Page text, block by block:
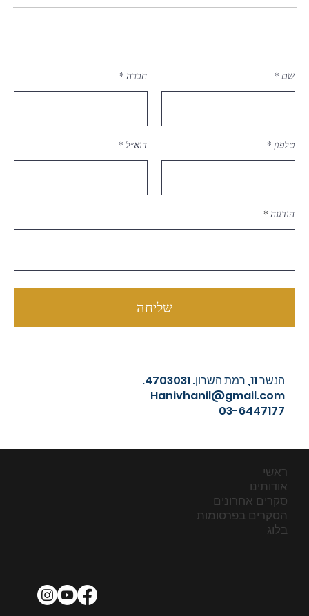
חברה שם
דוא״ל טלפון
הודעה
שליחה
הנשר 11, רמת השרון. 4703031.
Hanivhanil@gmail.com
03-6447177
ראשי
אודותינו
סקרים אחרונים
הסקרים בפרסומות
בלוג